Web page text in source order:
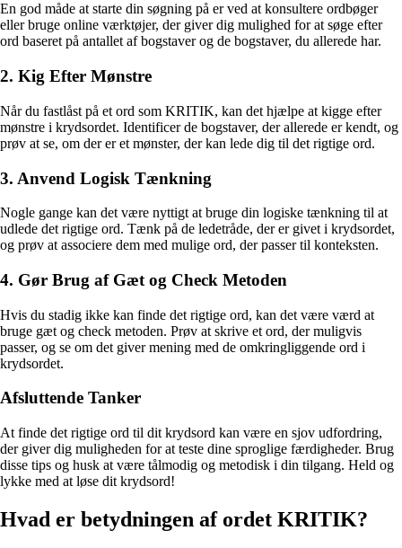
En god måde at starte din søgning på er ved at konsultere ordbøger
eller bruge online værktøjer, der giver dig mulighed for at søge efter
ord baseret på antallet af bogstaver og de bogstaver, du allerede har.
2. Kig Efter Mønstre
Når du fastlåst på et ord som KRITIK, kan det hjælpe at kigge efter
mønstre i krydsordet. Identificer de bogstaver, der allerede er kendt, og
prøv at se, om der er et mønster, der kan lede dig til det rigtige ord.
3. Anvend Logisk Tænkning
Nogle gange kan det være nyttigt at bruge din logiske tænkning til at
udlede det rigtige ord. Tænk på de ledetråde, der er givet i krydsordet,
og prøv at associere dem med mulige ord, der passer til konteksten.
4. Gør Brug af Gæt og Check Metoden
Hvis du stadig ikke kan finde det rigtige ord, kan det være værd at
bruge gæt og check metoden. Prøv at skrive et ord, der muligvis
passer, og se om det giver mening med de omkringliggende ord i
krydsordet.
Afsluttende Tanker
At finde det rigtige ord til dit krydsord kan være en sjov udfordring,
der giver dig muligheden for at teste dine sproglige færdigheder. Brug
disse tips og husk at være tålmodig og metodisk i din tilgang. Held og
lykke med at løse dit krydsord!
Hvad er betydningen af ordet KRITIK?